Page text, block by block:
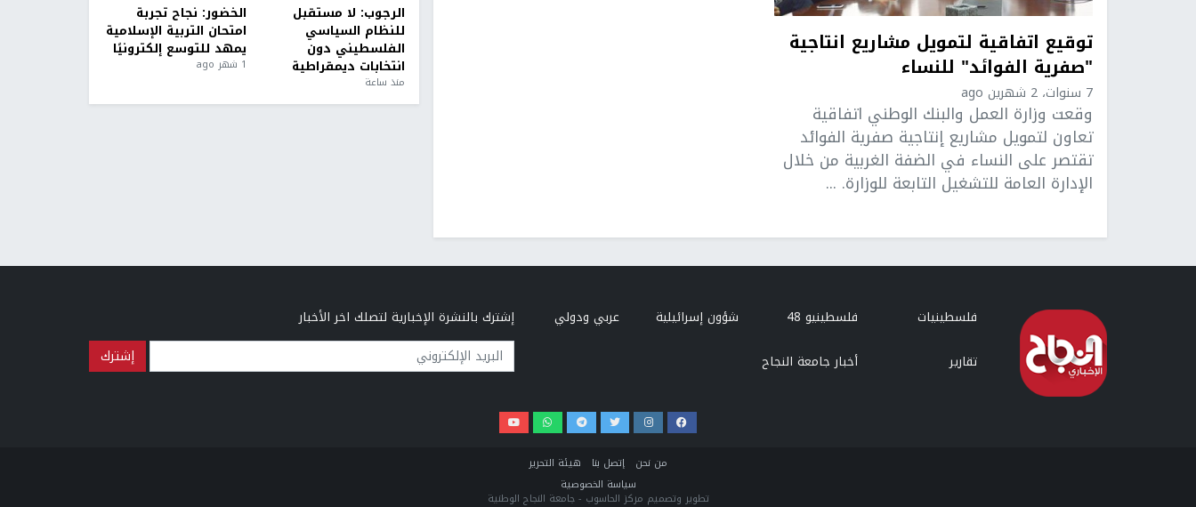
توقيع اتفاقية لتمويل مشاريع انتاجية
"صفرية الفوائد" للنساء
7 سنوات، 2 شهرين ago
وقعت وزارة العمل والبنك الوطني اتفاقية
تعاون لتمويل مشاريع إنتاجية صفرية الفوائد
تقتصر على النساء في الضفة الغربية من خلال
الإدارة العامة للتشغيل التابعة للوزارة. ...
الرجوب: لا مستقبل
للنظام السياسي
الفلسطيني دون
انتخابات ديمقراطية
منذ ساعة
الخضور: نجاح تجربة
امتحان التربية الإسلامية
يمهد للتوسع إلكترونيًا
1 شهر ago
فلسطينيات فلسطينيو 48 شؤون إسرائيلية
عربي ودولي
تقارير
أخبار جامعة النجاح
إشترك بالنشرة الإخبارية لتصلك اخر الأخبار
البريد الإلكتروني
من نحن إتصل بنا
هيئة التحرير
سياسة الخصوصية
تطوير وتصميم مركز الحاسوب - جامعة النجاح الوطنية